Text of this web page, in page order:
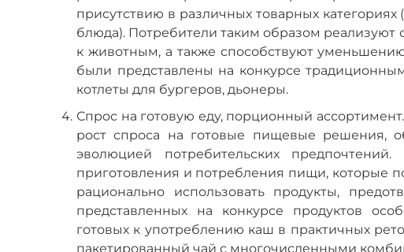
присутствию в различных товарных
блюда). Потребители таким образом реализуют
к животным, а также способствуют
были представлены на конкурсе
котлеты для бургеров, дьонеры.
Спрос на готовую еду, порционный
рост спроса на готовые пищевые решения,
эволюцией потребительских
приготовления и потребления пищи, которые
рационально использовать продукты,
представленных на конкурсе продуктов
готовых к употреблению каш в практичных
пакетированный чай с многочисленными